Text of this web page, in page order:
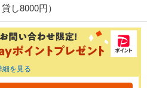
し8000円）
細を見る